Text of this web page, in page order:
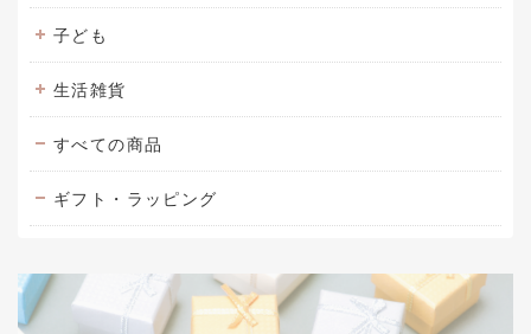
子ども
生活雑貨
すべての商品
ギフト・ラッピング